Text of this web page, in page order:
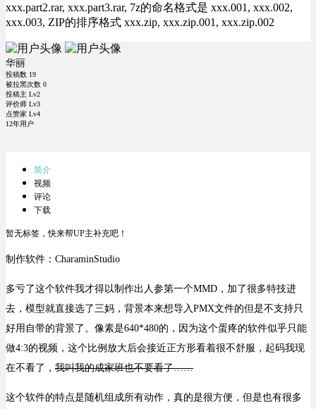
xxx.part2.rar, xxx.part3.rar, 7z的命名格式是 xxx.001, xxx.002,
xxx.003, ZIP的排序格式 xxx.zip, xxx.zip.001, xxx.zip.002
华丽
投稿数 19
被拉黑次数 0
投稿主 Lv2
评价师 Lv3
点赞家 Lv4
12年用户
简介
视频
评论
下载
暂无标签，快来帮UP主补充吧！
制作软件：CharaminStudio
多亏了这个软件我才得以制作出人参第一个MMD，加了很多特技进
去，模型就直接选了三妈，背景本来想导入PMX文件的但是不支持只
好用自带的背景了。像素是640*480的，因为这个蛋疼的软件似乎只能
做4:3的视频，这个比例放大后会接近正方形看着很不舒服，起码我现
在不看了， 我叫我的成家班也不要看了……
这个软件的特点是随机组成所有动作，真的是很方便，但是也有很多